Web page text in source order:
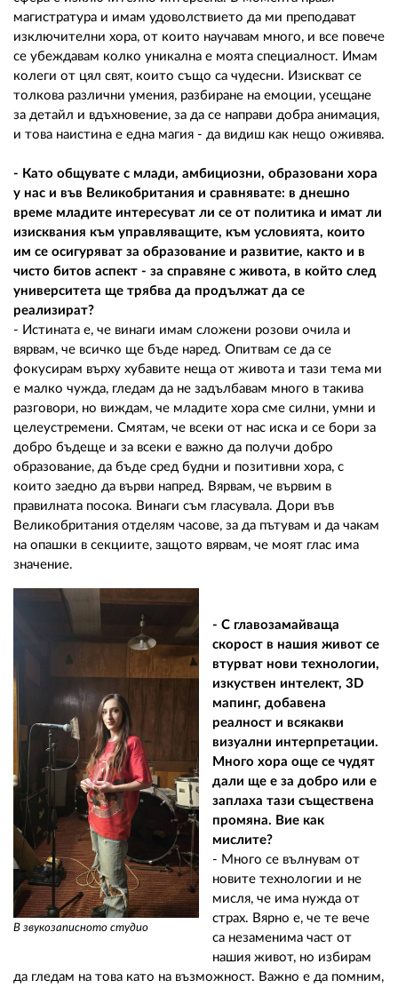
магистратура и имам удоволствието да ми преподават
изключителни хора, от които научавам много, и все повече
се убеждавам колко уникална е моята специалност. Имам
колеги от цял свят, които също са чудесни. Изискват се
толкова различни умения, разбиране на емоции, усещане
за детайл и вдъхновение, за да се направи добра анимация,
и това наистина е една магия - да видиш как нещо оживява.
- Като общувате с млади, амбициозни, образовани хора
у нас и във Великобритания и сравнявате: в днешно
време младите интересуват ли се от политика и имат ли
изисквания към управляващите, към условията, които
им се осигуряват за образование и развитие, както и в
чисто битов аспект - за справяне с живота, в който след
университета ще трябва да продължат да се
реализират?
- Истината е, че винаги имам сложени розови очила и
вярвам, че всичко ще бъде наред. Опитвам се да се
фокусирам върху хубавите неща от живота и тази тема ми
е малко чужда, гледам да не задълбавам много в такива
разговори, но виждам, че младите хора сме силни, умни и
целеустремени. Смятам, че всеки от нас иска и се бори за
добро бъдеще и за всеки е важно да получи добро
образование, да бъде сред будни и позитивни хора, с
които заедно да върви напред. Вярвам, че вървим в
правилната посока. Винаги съм гласувала. Дори във
Великобритания отделям часове, за да пътувам и да чакам
на опашки в секциите, защото вярвам, че моят глас има
значение.
В звукозаписното студио
- С главозамайваща
скорост в нашия живот се
втурват нови технологии,
изкуствен интелект, 3D
мапинг, добавена
реалност и всякакви
визуални интерпретации.
Много хора още се чудят
дали ще е за добро или е
заплаха тази съществена
промяна. Вие как
мислите?
- Много се вълнувам от
новите технологии и не
мисля, че има нужда от
страх. Вярно е, че те вече
са незаменима част от
нашия живот, но избирам
да гледам на това като на възможност. Важно е да помним,